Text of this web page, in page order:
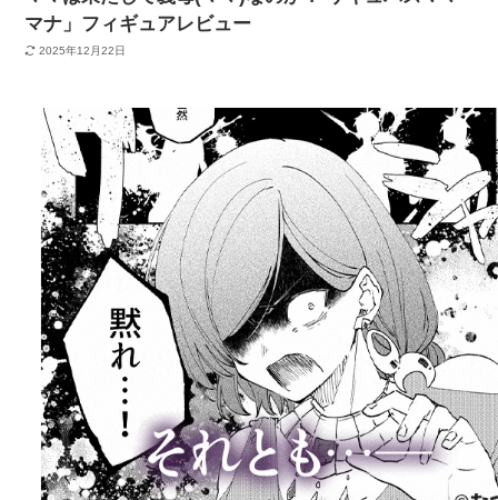
マナ」フィギュアレビュー
2025年12月22日